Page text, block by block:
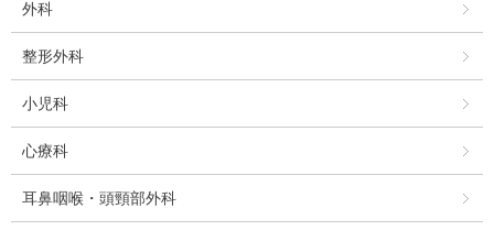
外科
整形外科
小児科
心療科
耳鼻咽喉・頭頸部外科